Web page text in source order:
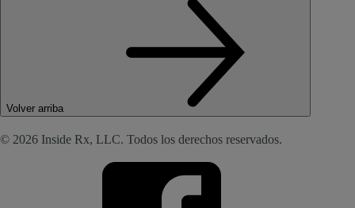
Volver arriba
© 2026 Inside Rx, LLC. Todos los derechos reservados.